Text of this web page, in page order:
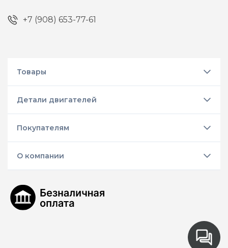
+7 (908) 653-77-61
Товары
Детали двигателей
Покупателям
О компании